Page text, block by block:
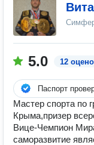
5.0 12
Паспорт
Мастер спорта по
Крыма,призер
Вице-Чемпион
саморазвитие